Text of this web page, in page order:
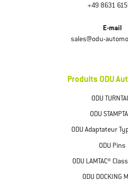
+49 8631
E-mail
sales@odu-
Produits ODU
ODU
ODU
ODU Adaptateur
ODU Pins
ODU LAMTAC®
ODU DOCKING